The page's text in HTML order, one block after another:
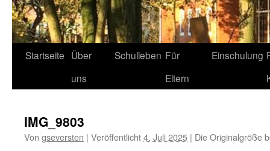
Startseite Über
uns
Schulleben Für
Eltern
Einschulung
IMG_9803
Von gseversten | Veröffentlicht4. Juli 2025 | Die Originalgröße